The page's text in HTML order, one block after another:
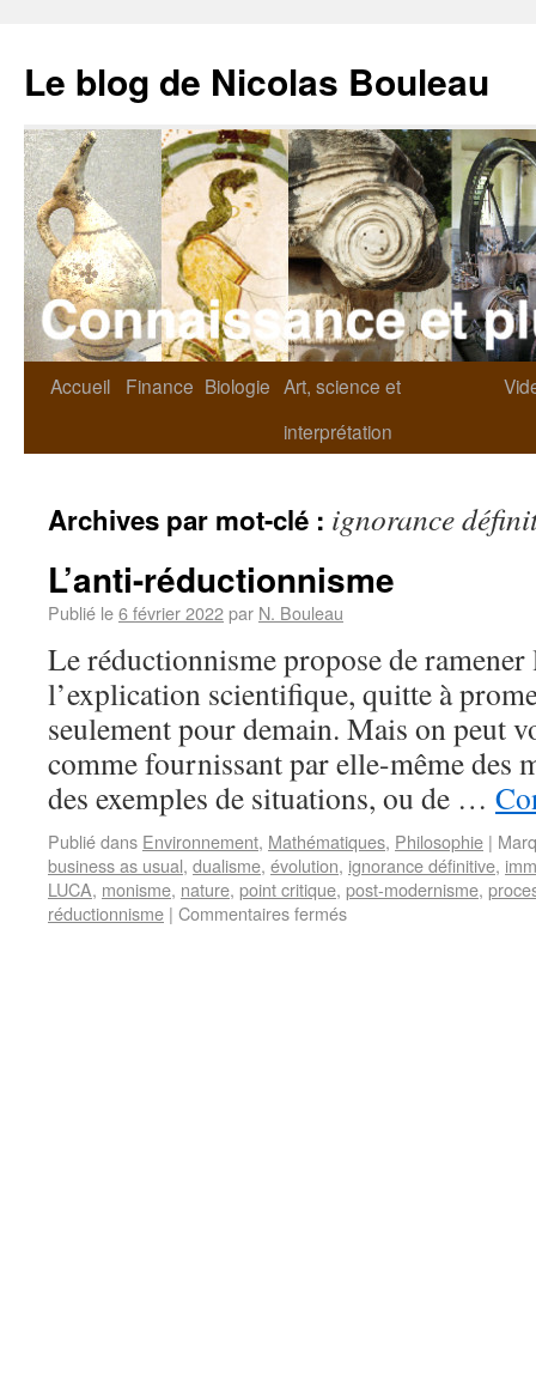
Le blog de Nicolas Bouleau
Accueil Finance Biologie Art, science et
interprétation
Archives par mot-clé : ignorance
L’anti-réductionnisme
Publié le6 février 2022par N. Bouleau
Le réductionnisme propose de ramener
l’explication scientifique, quitte à
seulement pour demain. Mais on peut
comme fournissant par elle-même des
des exemples de situations, ou de …
Publié dans Environnement, Mathématiques, Philosophie |
business as usual, dualisme, évolution, ignorance définitive,
LUCA, monisme, nature, point critique, post-modernisme,
réductionnisme | Commentaires fermés